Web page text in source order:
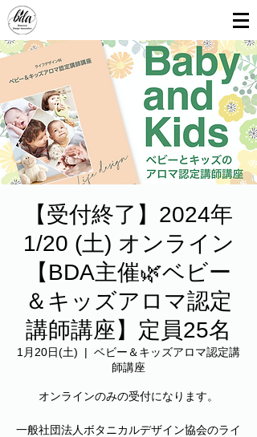
【受付終了】2024年
1/20 (土) オンライン
【BDA主催🌿ベビー
＆キッズアロマ認定
講師講座】定員25名
1月20日(土)
  |
ベビー＆キッズアロマ認定講
師講座
オンラインのみの受付になります。
一般社団法人ボタニカルデザイン協会のライ